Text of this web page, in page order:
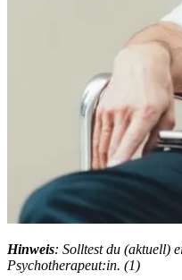
Hin­weis: Solltest du (aktuell)
Psychotherapeut:in. (1)